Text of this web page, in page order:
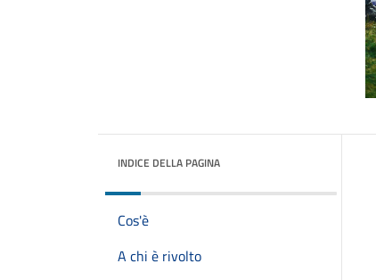
INDICE DELLA PAGINA
Cos'è
A chi è rivolto